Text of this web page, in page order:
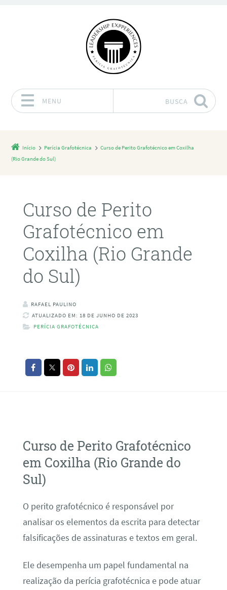
MENU BUSCA
Início Perícia Grafotécnica
Curso de Perito Grafotécnico em Coxilha
(Rio Grande do Sul)
Curso de Perito
Grafotécnico em
Coxilha (Rio Grande
do Sul)
RAFAEL PAULINO
ATUALIZADO EM: 18 DE JUNHO DE 2023
PERÍCIA GRAFOTÉCNICA
Curso de Perito Grafotécnico
em Coxilha (Rio Grande do
Sul)
O perito grafotécnico é responsável por
analisar os elementos da escrita para detectar
falsificações de assinaturas e textos em geral.
Ele desempenha um papel fundamental na
realização da perícia grafotécnica e pode atuar